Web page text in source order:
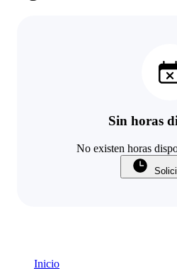
Sin horas
No existen horas
Inicio